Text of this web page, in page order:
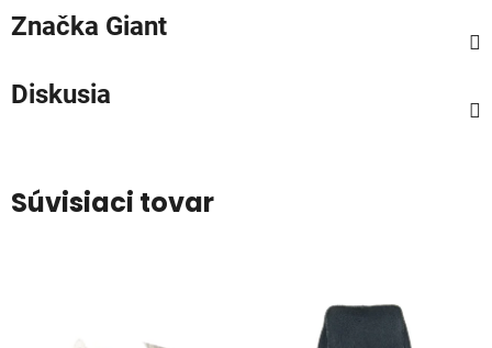
Značka Giant
Diskusia
Súvisiaci tovar